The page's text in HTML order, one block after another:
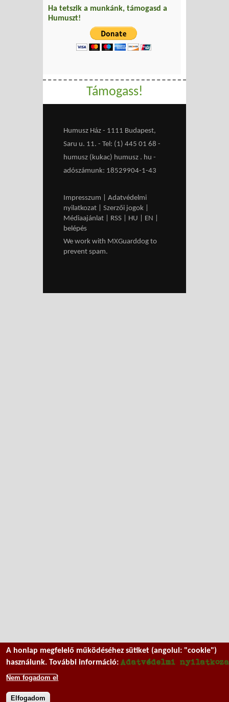
Ha tetszik a munkánk, támogasd a
Humuszt!
Támogass!
Humusz Ház - 1111 Budapest,
Saru u. 11. - Tel: (1) 445 01 68 -
humusz (kukac) humusz . hu -
adószámunk: 18529904-1-43
Impresszum
Adatvédelmi
nyilatkozat
Szerzői jogok
Médiaajánlat
RSS HU EN
belépés
We work with MXGuarddog to
prevent spam.
A honlap megfelelő működéséhez sütiket (angolul: "cookie")
használunk. További információ:Adatvédelmi
Nem fogadom el
Elfogadom